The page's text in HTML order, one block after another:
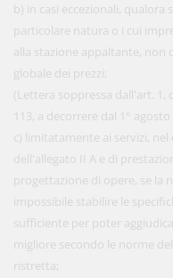
b) in casi eccezionali,
particolare natura o i cui
alla stazione appaltante, non
globale dei prezzi;
(Lettera soppressa dall'art. 1,
113, a decorrere dal 1° agosto
c) limitatamente ai servizi,
dell'allegato II A e di
progettazione di opere, se la
impossibile stabilire le
sufficiente per poter
migliore secondo le norme
ristretta;